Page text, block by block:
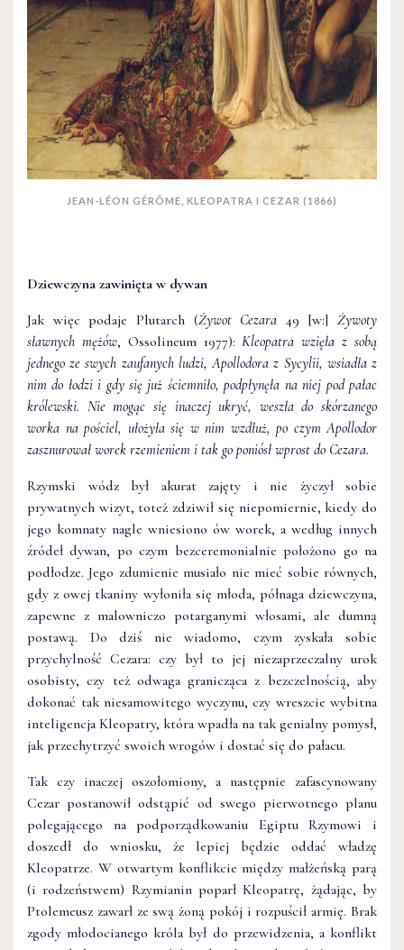
JEAN-LÉON GÉRÔME, KLEOPATRA I CEZAR (1866)
Dziewczyna zawinięta w dywan
Jak więc podaje Plutarch (Żywot Cezara 49 [w:] Żywoty
sławnych mężów, Ossolineum 1977):Kleopatra wzięła z sobą
jednego ze swych zaufanych ludzi, Apollodora z Sycylii, wsiadła z
nim do łodzi i gdy się już ściemniło, podpłynęła na niej pod pałac
królewski. Nie mogąc się inaczej ukryć, weszła do skórzanego
worka na pościel, ułożyła się w nim wzdłuż, po czym Apollodor
zasznurował worek rzemieniem i tak go poniósł wprost do Cezara.
Rzymski wódz był akurat zajęty i nie życzył sobie
prywatnych wizyt, toteż zdziwił się niepomiernie, kiedy do
jego komnaty nagle wniesiono ów worek, a według innych
źródeł dywan, po czym bezceremonialnie położono go na
podłodze. Jego zdumienie musiało nie mieć sobie równych,
gdy z owej tkaniny wyłoniła się młoda, półnaga dziewczyna,
zapewne z malowniczo potarganymi włosami, ale dumną
postawą. Do dziś nie wiadomo, czym zyskała sobie
przychylność Cezara: czy był to jej niezaprzeczalny urok
osobisty, czy też odwaga granicząca z bezczelnością, aby
dokonać tak niesamowitego wyczynu, czy wreszcie wybitna
inteligencja Kleopatry, która wpadła na tak genialny pomysł,
jak przechytrzyć swoich wrogów i dostać się do pałacu.
Tak czy inaczej oszołomiony, a następnie zafascynowany
Cezar postanowił odstąpić od swego pierwotnego planu
polegającego na podporządkowaniu Egiptu Rzymowi i
doszedł do wniosku, że lepiej będzie oddać władzę
Kleopatrze. W otwartym konflikcie między małżeńską parą
(i rodzeństwem) Rzymianin poparł Kleopatrę, żądając, by
Ptolemeusz zawarł ze swą żoną pokój i rozpuścił armię. Brak
zgody młodocianego króla był do przewidzenia, a konflikt